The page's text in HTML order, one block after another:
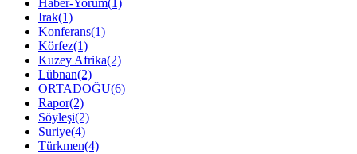
Haber-Yorum(1)
Irak(1)
Konferans(1)
Körfez(1)
Kuzey Afrika(2)
Lübnan(2)
ORTADOĞU(6)
Rapor(2)
Söyleşi(2)
Suriye(4)
Türkmen(4)